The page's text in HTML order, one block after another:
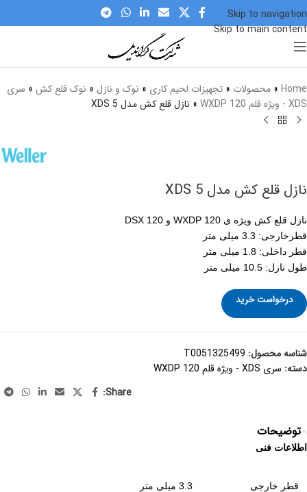
Skip to navigation
Skip to main content
برای بزرگنمایی کلیک کنید
Home
» محصولات » تجهیزات لحیم کاری » نوک و نازل » نوک قلع کش » سری
XDS - ویژه قلم WXDP 120
» نازل قلع کش مدل XDS 5
نازل قلع کش مدل XDS 5
نازل قلع کش ویژه ی WXDP 120 و DSX 120
قطرخارجی: 3.3 میلی متر
قطر داخلی: 1.8 میلی متر
طول نازل: 10.5 میلی متر
درخواست خرید
شناسه محصول: T0051325499
دسته: سری XDS - ویژه قلم WXDP 120
Share:
توضیحات
اطلاعات فنی
قطر خارجی 3.3 میلی متر